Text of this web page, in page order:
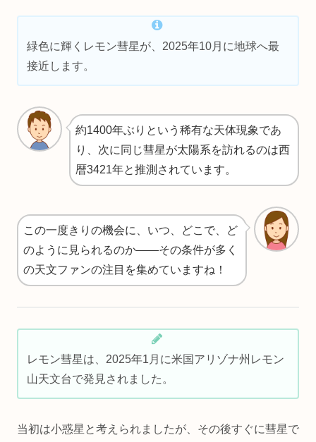
緑色に輝くレモン彗星が、2025年10月に地球へ最
接近します。
約1400年ぶりという稀有な天体現象であ
り、次に同じ彗星が太陽系を訪れるのは西
暦3421年と推測されています。
この一度きりの機会に、いつ、どこで、ど
のように見られるのか――その条件が多く
の天文ファンの注目を集めていますね！
レモン彗星は、2025年1月に米国アリゾナ州レモン
山天文台で発見されました。
当初は小惑星と考えられましたが、その後すぐに彗星で